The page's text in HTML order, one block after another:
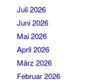
Juli 2026
Juni 2026
Mai 2026
April 2026
März 2026
Februar 2026